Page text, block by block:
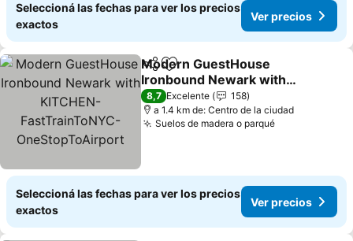
Seleccioná las fechas para ver los precios
exactos
Ver precios
CompartirAñadir a favoritos
Modern GuestHouse
Ironbound Newark with
KITCHEN-
FastTrainToNYC-
OneStopToAirport
Ver precios
8,7 Excelente
158
a 1.4 km de: Centro de la ciudad
Suelos de madera o parquéVer precios
Seleccioná las fechas para ver los precios
exactos
Ver precios